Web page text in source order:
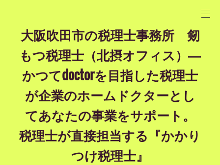
大阪吹田市の税理士事務所 剱
もつ税理士（北摂オフィス）―
かつてdoctorを目指した税理士
が企業のホームドクターとし
てあなたの事業をサポート。
税理士が直接担当する『かかり
つけ税理士』